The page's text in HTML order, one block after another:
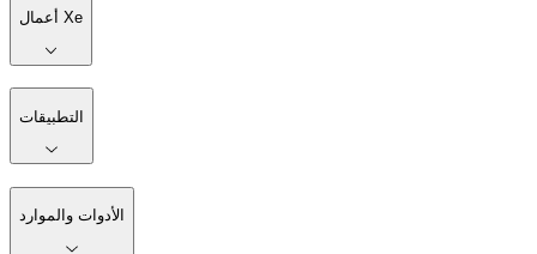
أعمال Xe
التطبيقات
الأدوات والموارد